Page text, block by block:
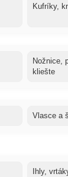
Kufríky,
Nožnice,
kliešte
Vlasce a
Ihly,